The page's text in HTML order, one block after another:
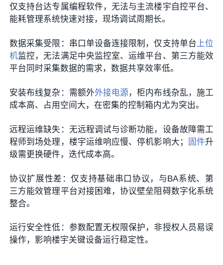
仅支持台达专属编程软件，无法与主流楼宇自控平台、
能耗管理系统快速对接，现场调试周期长。
数据采集受限：串口单设备连接限制，仅支持单台上位
机监控，无法满足中央监控室、运维平台、第三方能效
平台同时采集数据的需求，数据共享效率低。
安装布线复杂：需额外外接电源 ，柜内布线杂乱，施工
成本高、占用空间大，在密集的控制箱内尤为突出。
远程运维缺失：无远程调试与诊断功能，设备故障需工
程师到场处理，楼宇运维响应慢、停机影响大；
固件升
级需更换硬件，迭代成本高。
协议扩展性差：仅支持基础串口协议，与BA系统、第
三方能效管理平台对接困难，协议壁垒阻碍数字化系统
整合。
运行安全性低：参数配置无权限保护，非授权人员易误
操作，影响楼宇关键设备运行稳定性。